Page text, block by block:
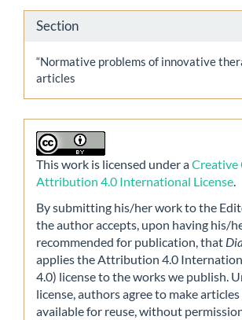
Section
“Normative problems of innovative
articles
This work is licensed under aCreative
Attribution 4.0 International License.
By submitting his/her work to the
the author accepts, upon having his/
recommended for publication, that
applies the Attribution 4.0
4.0) license to the works we publish.
license, authors agree to make
available for reuse, without